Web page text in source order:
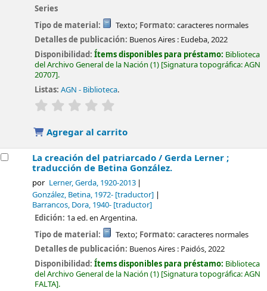
Series
Tipo de material:
Texto; Formato: caracteres normales
Detalles de publicación: Buenos Aires : Eudeba,2022
Disponibilidad:Ítems disponibles para préstamo: Biblioteca
del Archivo General de la Nación (1) Signatura topográfica:AGN
20707 .
Listas: AGN - Biblioteca.
valoración
Agregar al carrito
La creación del patriarcado / Gerda Lerner ;
traducción de Betina González.
por Lerner, Gerda, 1920-2013
González, Betina, 1972- [traductor]
Barrancos, Dora, 1940- [traductor]
Edición: 1a ed. en Argentina.
Tipo de material:
Texto; Formato: caracteres normales
Detalles de publicación: Buenos Aires : Paidós,2022
Disponibilidad:Ítems disponibles para préstamo: Biblioteca
del Archivo General de la Nación (1) Signatura topográfica:AGN
FALTA .